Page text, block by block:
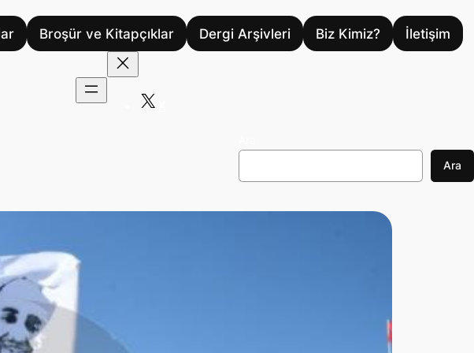
Broşür ve Kitapçıklar Dergi Arşivleri Biz Kimiz? İletişim
Ara